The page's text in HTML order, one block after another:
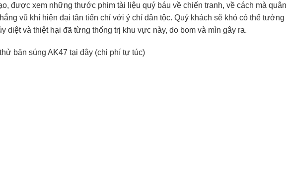
được xem những thước phim tài liệu quý báu về chiến tranh, về cách mà quân
vũ khí hiện đại tân tiến chỉ với ý chí dân tộc. Quý khách sẽ khó có thể tưởng
diệt và thiệt hại đã từng thống trị khu vực này, do bom và mìn gây ra.
băn súng AK47 tại đây (chi phí tự túc)